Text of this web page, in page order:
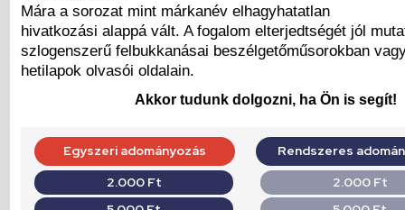
Mára a sorozat mint márkanév elhagyhatatlan
hivatkozási alappá vált. A fogalom elterjedtségét jól
szlogenszerű felbukkanásai beszélgetőműsorokban
hetilapok olvasói oldalain.
Akkor tudunk dolgozni, ha Ön is segít!